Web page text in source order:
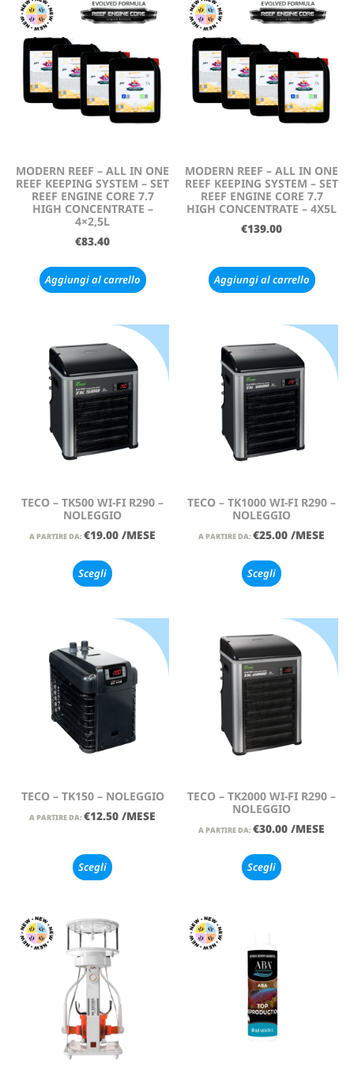
MODERN REEF – ALL IN ONE
REEF KEEPING SYSTEM – SET
REEF ENGINE CORE 7.7
HIGH CONCENTRATE –
4×2,5L
€83.40
Aggiungi al carrello
MODERN REEF – ALL IN ONE
REEF KEEPING SYSTEM – SET
REEF ENGINE CORE 7.7
HIGH CONCENTRATE – 4X5L
€139.00
Aggiungi al carrello
TECO – TK500 WI-FI R290 –
NOLEGGIO
A PARTIRE DA: €19.00 /MESE
Scegli
TECO – TK1000 WI-FI R290 –
NOLEGGIO
A PARTIRE DA: €25.00 /MESE
Scegli
TECO – TK150 – NOLEGGIO
A PARTIRE DA: €12.50 /MESE
Scegli
TECO – TK2000 WI-FI R290 –
NOLEGGIO
A PARTIRE DA: €30.00 /MESE
Scegli